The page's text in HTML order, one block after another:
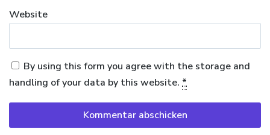
Website
By using this form you agree with the storage and
handling of your data by this website. *